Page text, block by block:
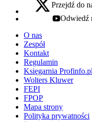
x - otwiera się w nowej
Przejdź do
youtube -
Odwiedź
O nas
Zespół
Kontakt
Regulamin
Księgarnia Profinfo.pl
Wolters Kluwer
FEPI
FPOP
Mapa strony
Polityka prywatności